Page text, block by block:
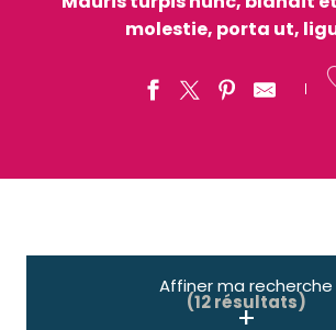
molestie, porta ut,
Affiner ma recherche
(12 résultats)